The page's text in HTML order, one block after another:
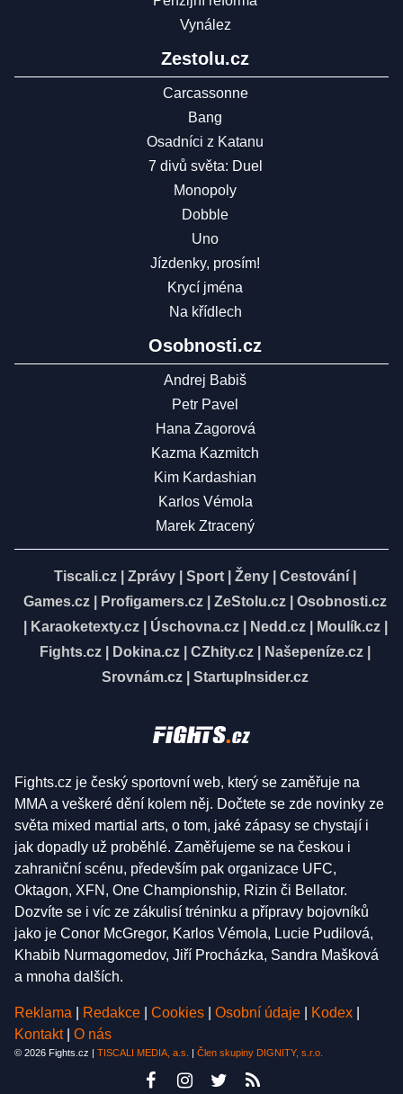
Vynález
Zestolu.cz
Carcassonne
Bang
Osadníci z Katanu
7 divů světa: Duel
Monopoly
Dobble
Uno
Jízdenky, prosím!
Krycí jména
Na křídlech
Osobnosti.cz
Andrej Babiš
Petr Pavel
Hana Zagorová
Kazma Kazmitch
Kim Kardashian
Karlos Vémola
Marek Ztracený
Tiscali.cz Zprávy Sport Ženy Cestování
Games.cz
Profigamers.cz ZeStolu.cz
Osobnosti.cz
Karaoketexty.cz| Úschovna.cz| Nedd.cz| Moulík.cz|
Fights.cz
Dokina.cz CZhity.cz Našepeníze.cz
Srovnám.cz
StartupInsider.cz
Fights.cz je český sportovní web, který se zaměřuje na
MMA a veškeré dění kolem něj. Dočtete se zde novinky ze
světa mixed martial arts, o tom, jaké zápasy se chystají i
jak dopadly už proběhlé. Zaměřujeme se na českou i
zahraniční scénu, především pak organizace UFC,
Oktagon, XFN, One Championship, Rizin či Bellator.
Dozvíte se i víc ze zákulisí tréninku a přípravy bojovníků
jako je Conor McGregor, Karlos Vémola, Lucie Pudilová,
Khabib Nurmagomedov, Jiří Procházka, Sandra Mašková
a mnoha dalších.
Reklama Redakce Cookies Osobní údaje Kodex
Kontakt
O nás
© 2026 Fights.cz | TISCALI MEDIA, a.s. | Člen skupiny DIGNITY, s.r.o.